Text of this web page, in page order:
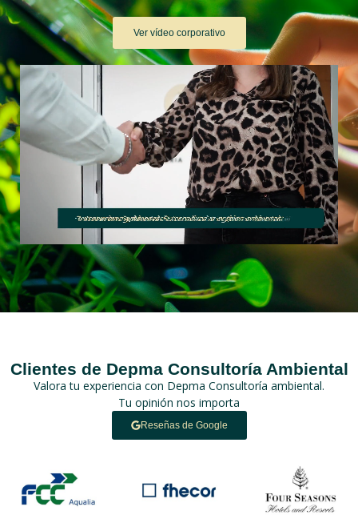
Ver vídeo corporativo
Clientes de Depma Consultoría Ambiental
Valora tu experiencia con Depma Consultoría ambiental.
Tu opinión nos importa
Reseñas de Google